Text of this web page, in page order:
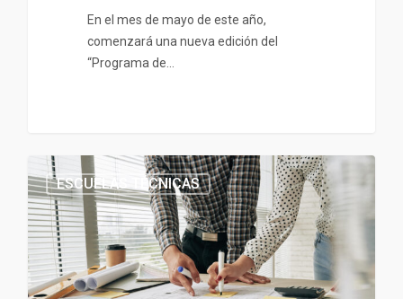
En el mes de mayo de este año,
comenzará una nueva edición del
“Programa de…
ESCUELAS TÉCNICAS